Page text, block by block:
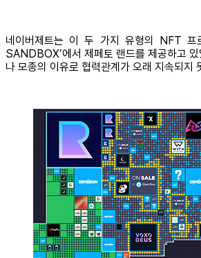
네이버제트는 이 두 가지 유형의 NFT 프
SANDBOX’에서 제페토 랜드를 제공하고
나 모종의 이유로 협력관계가 오래 지속되지